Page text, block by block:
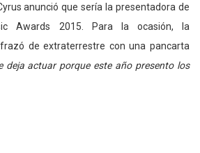
anunció que sería la presentadora de
Awards 2015. Para la ocasión, la
de extraterrestre con una pancarta
deja actuar porque este año presento los